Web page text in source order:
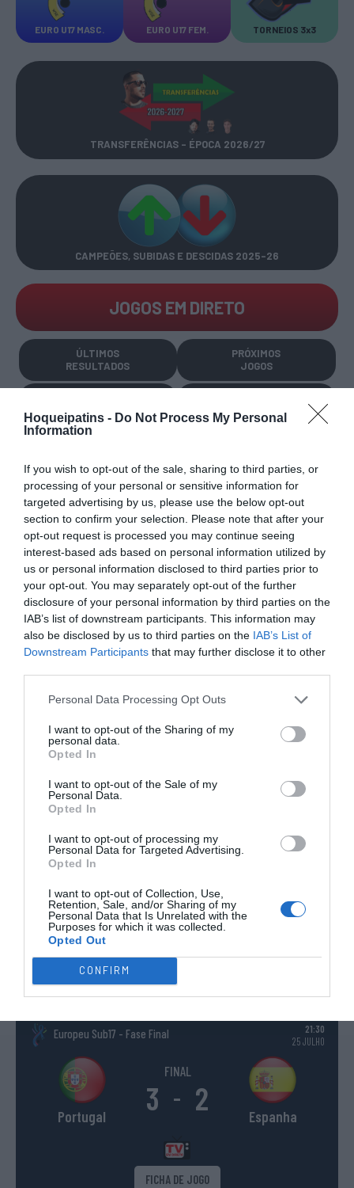
Hoqueipatins - Do Not Process My Personal
Information
If you wish to opt-out of the sale, sharing to third parties, or
processing of your personal or sensitive information for
targeted advertising by us, please use the below opt-out
section to confirm your selection. Please note that after your
opt-out request is processed you may continue seeing
interest-based ads based on personal information utilized by
us or personal information disclosed to third parties prior to
your opt-out. You may separately opt-out of the further
disclosure of your personal information by third parties on the
IAB’s list of downstream participants. This information may
also be disclosed by us to third parties on the IAB’s List of
Downstream Participants that may further disclose it to other
Personal Data Processing Opt Outs
I want to opt-out of the Sharing of my
personal data.
Opted In
I want to opt-out of the Sale of my
Personal Data.
Opted In
I want to opt-out of processing my
Personal Data for Targeted Advertising.
Opted In
I want to opt-out of Collection, Use,
Retention, Sale, and/or Sharing of my
Personal Data that Is Unrelated with the
Purposes for which it was collected.
Opted Out
CONFIRM
EURO U17 MASC. EURO U17 FEM. TORNEIOS 3x3
TRANSFERÊNCIAS - ÉPOCA 2026/27
CAMPEÕES, SUBIDAS E DESCIDAS 2025-26
JOGOS EM DIRETO
ÚLTIMOS
RESULTADOS
PRÓXIMOS
JOGOS
DO DIA
DE ÁRBITROS
COMPETIÇÕES NACIONAIS
PLACARD
DIVISÃO
DIVISÃO
FEMININO
DIVERSAS
SUB-23
MASCULINO
NACIONAIS
COMPETIÇÕES INTERNACIONAIS
WSE MEN
Europeu Sub17 - Fase Final
21:30
25 JULHO
Portugal
FINAL
3 - 2 Espanha
FICHA DE JOGO